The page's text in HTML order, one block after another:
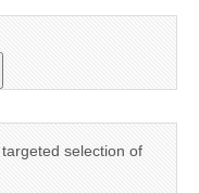
selection of